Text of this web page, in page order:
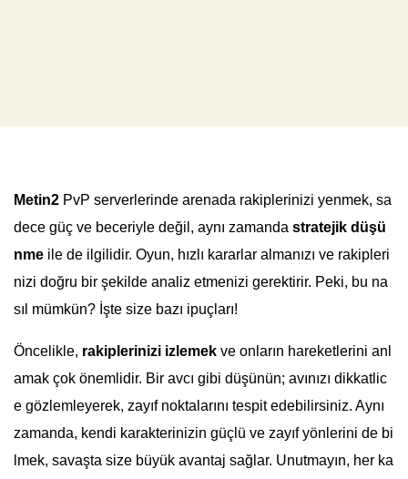
Metin2 PvP serverlerinde arenada rakiplerinizi yenmek, sa
dece güç ve beceriyle değil, aynı zamanda stratejik düşü
nme ile de ilgilidir. Oyun, hızlı kararlar almanızı ve rakipleri
nizi doğru bir şekilde analiz etmenizi gerektirir. Peki, bu na
sıl mümkün? İşte size bazı ipuçları!
Öncelikle, rakiplerinizi izlemek ve onların hareketlerini anl
amak çok önemlidir. Bir avcı gibi düşünün; avınızı dikkatlic
e gözlemleyerek, zayıf noktalarını tespit edebilirsiniz. Aynı
zamanda, kendi karakterinizin güçlü ve zayıf yönlerini de bi
lmek, savaşta size büyük avantaj sağlar. Unutmayın, her ka